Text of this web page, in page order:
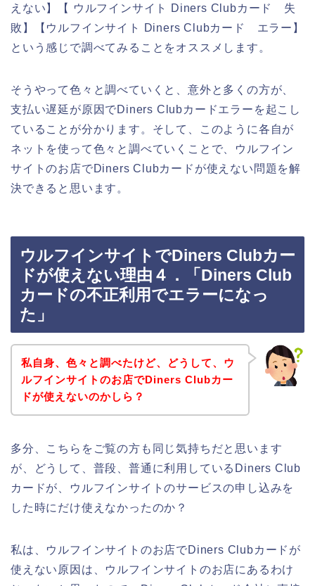
えない】【 ウルフインサイト Diners Clubカード 失
敗】【ウルフインサイト Diners Clubカード エラー】
という感じで調べてみることをオススメします。
そうやって色々と調べていくと、意外と多くの方が、
支払い遅延が原因でDiners Clubカードエラーを起こし
ていることが分かります。そして、このように各自が
ネットを使って色々と調べていくことで、ウルフイン
サイトのお店でDiners Clubカードが使えない問題を解
決できると思います。
ウルフインサイトでDiners Clubカー
ドが使えない理由４．「Diners Club
カードの不正利用でエラーになっ
た」
私自身、色々と調べたけど、どうして、ウ
ルフインサイトのお店でDiners Clubカー
ドが使えないのかしら？
多分、こちらをご覧の方も同じ気持ちだと思います
が、どうして、普段、普通に利用しているDiners Club
カードが、ウルフインサイトのサービスの申し込みを
した時にだけ使えなかったのか？
私は、ウルフインサイトのお店でDiners Clubカードが
使えない原因は、ウルフインサイトのお店にあるわけ